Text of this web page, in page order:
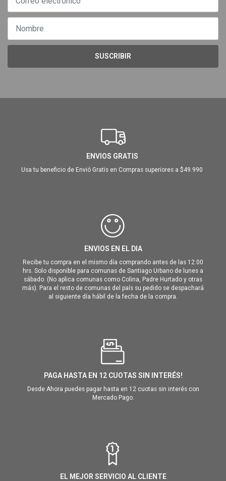
SUSCRIBIR
ENVIOS GRATIS
Usa tu beneficio de Envió Gratis en Compras superiores a $49.990
ENVIOS EN EL DIA
Recibe tu compra en el mismo día comprando antes de las 12:00
hrs. Solo disponible para comunas de Santiago Urbano de lunes a
sábado. (No aplica comunas como Colina, Padre Hurtado y otras
más). Para el resto de comunas del país su pedido se despachará
al siguiente día hábil de la fecha de la compra.
PAGA HASTA EN 12 CUOTAS SIN INTERÉS!
Desde Ahora puedes pagar hasta en 12 cuotas sin interés con
Mercado Pago.
EL MEJOR SERVICIO AL CLIENTE